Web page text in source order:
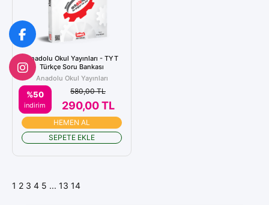
Anadolu Okul Yayınları - TYT
Türkçe Soru Bankası
Anadolu Okul Yayınları
%50
indirim
580,00 TL
290,00 TL
HEMEN AL
SEPETE EKLE
1 2 3 4 5 ... 13 14